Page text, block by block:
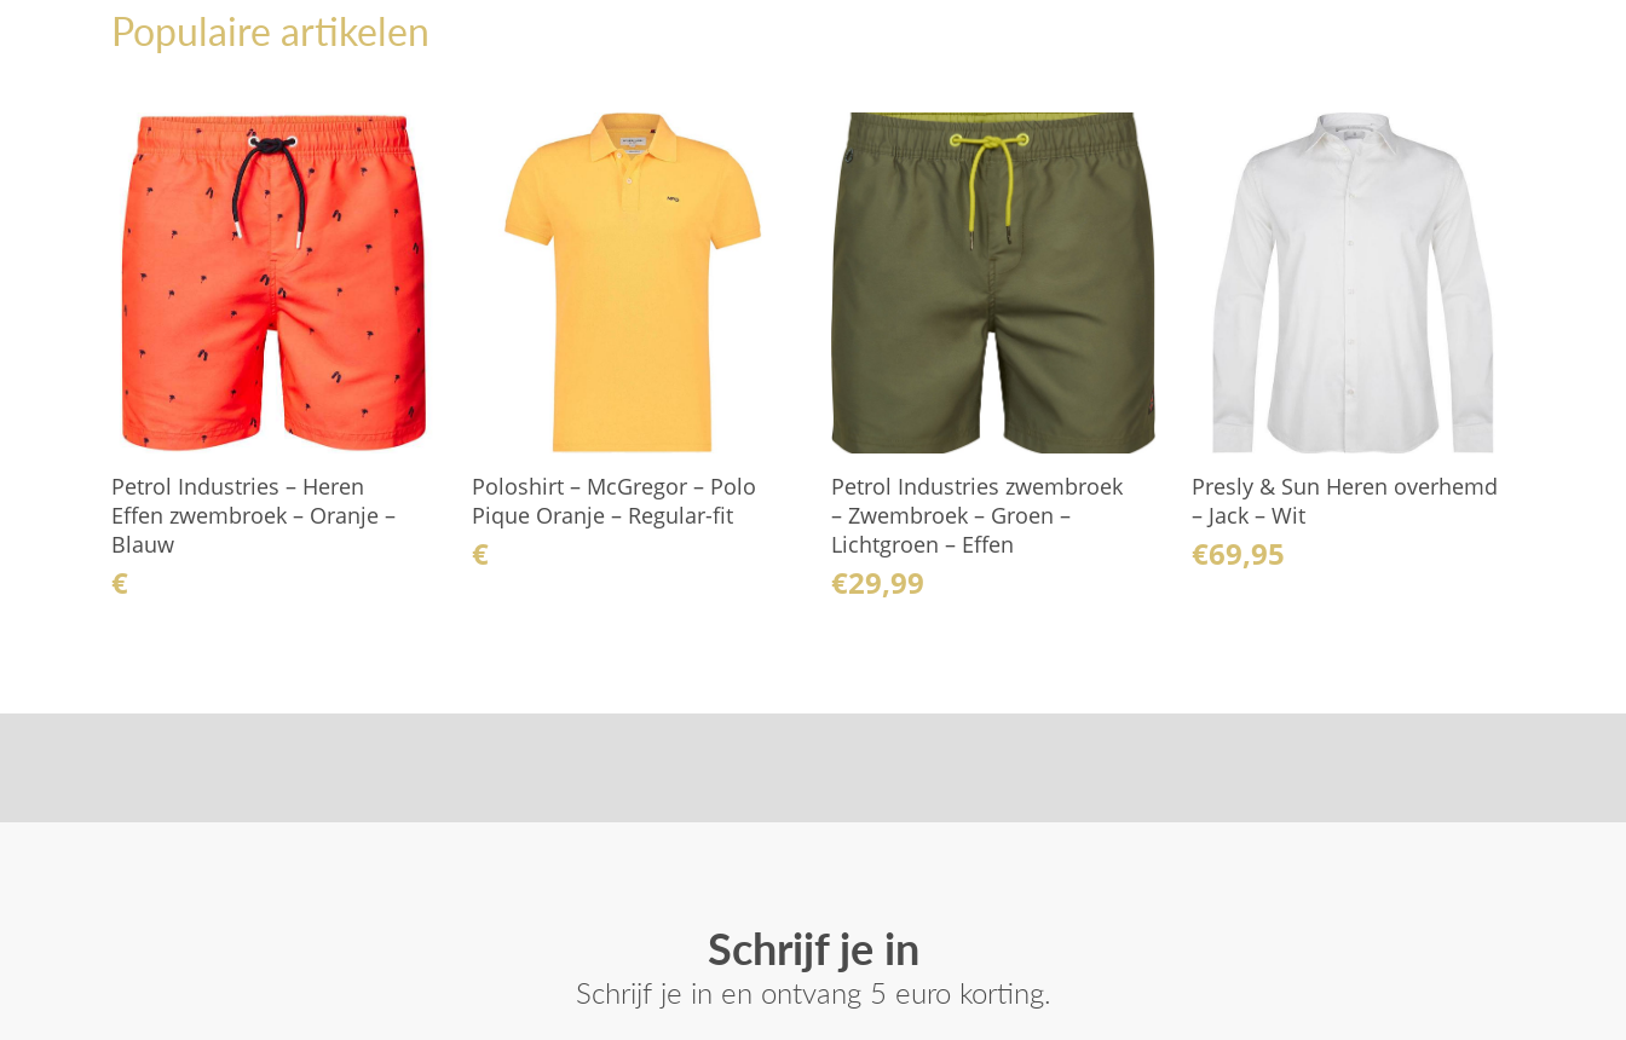
Populaire artikelen
Petrol Industries – Heren
Effen zwembroek – Oranje –
Blauw
€
Poloshirt – McGregor – Polo
Pique Oranje – Regular-fit
€
Petrol Industries zwembroek
– Zwembroek – Groen –
Lichtgroen – Effen
€29,99
Presly & Sun Heren overhemd
– Jack – Wit
€69,95
Schrijf je in
Schrijf je in en ontvang 5 euro korting.